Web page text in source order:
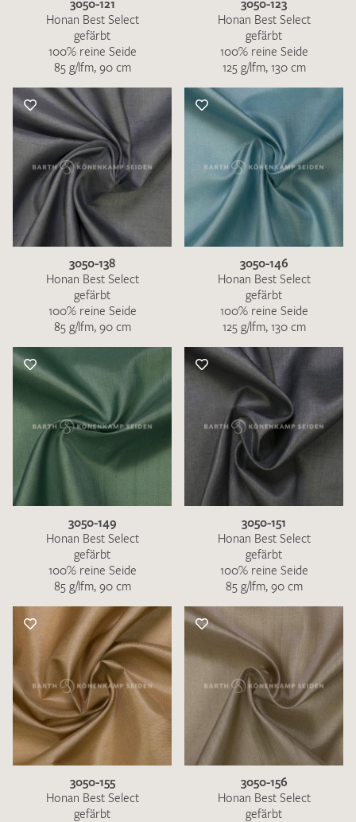
3050-121
Honan Best Select
gefärbt
100% reine Seide
85 g/lfm, 90 cm
3050-123
Honan Best Select
gefärbt
100% reine Seide
125 g/lfm, 130 cm
3050-138
Honan Best Select
gefärbt
100% reine Seide
85 g/lfm, 90 cm
3050-146
Honan Best Select
gefärbt
100% reine Seide
125 g/lfm, 130 cm
3050-149
Honan Best Select
gefärbt
100% reine Seide
85 g/lfm, 90 cm
3050-151
Honan Best Select
gefärbt
100% reine Seide
85 g/lfm, 90 cm
3050-155
Honan Best Select
gefärbt
3050-156
Honan Best Select
gefärbt